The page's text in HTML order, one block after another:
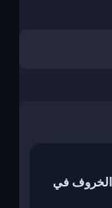
الخروف في